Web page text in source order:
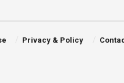
Privacy & Policy